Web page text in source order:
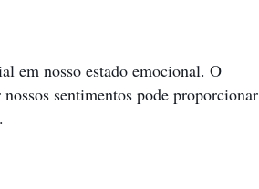
em nosso estado emocional. O
sentimentos pode proporcionar